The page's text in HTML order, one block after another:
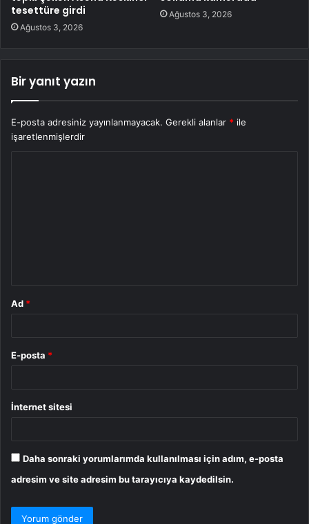
tesettüre girdi
Ağustos 3, 2026
Ağustos 3, 2026
Bir yanıt yazın
E-posta adresiniz yayınlanmayacak. Gerekli alanlar * ile
işaretlenmişlerdir
Ad *
E-posta *
İnternet sitesi
Daha sonraki yorumlarımda kullanılması için adım, e-posta
adresim ve site adresim bu tarayıcıya kaydedilsin.